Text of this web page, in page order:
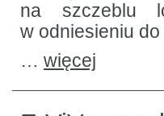
na szczeblu
w odniesieniu
… więcej